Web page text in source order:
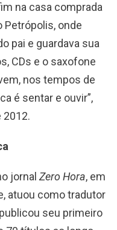
na casa comprada
Petrópolis, onde
pai e guardava sua
CDs e o saxofone
nos tempos de
é sentar e ouvir”,
2012.
jornal Zero Hora, em
atuou como tradutor
seu primeiro